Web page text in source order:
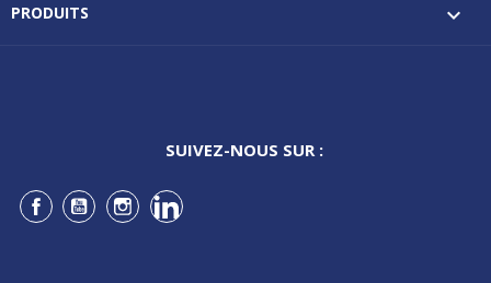
PRODUITS 
SUIVEZ-NOUS SUR :
Facebook
YouTubeInstagramLinkedIn